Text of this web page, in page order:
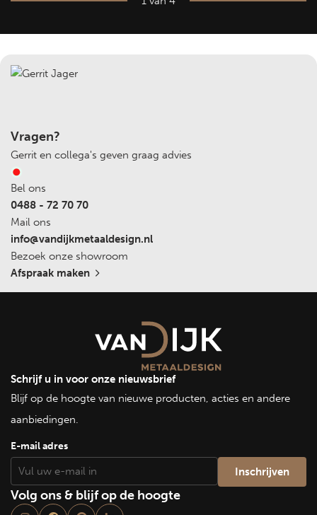
Vragen?
Gerrit en collega's geven graag advies
Bel ons
0488 - 72 70 70
Mail ons
info@vandijkmetaaldesign.nl
Bezoek onze showroom
Afspraak maken
Schrijf u in voor onze nieuwsbrief
Blijf op de hoogte van nieuwe producten, acties en andere
aanbiedingen.
E-mail adres
Volg ons & blijf op de hoogte